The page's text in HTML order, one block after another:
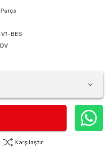
BES
Karşılaştır